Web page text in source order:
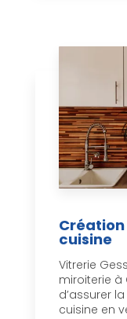
cuisine
Vitrerie
miroiterie à
d’assurer
cuisine en